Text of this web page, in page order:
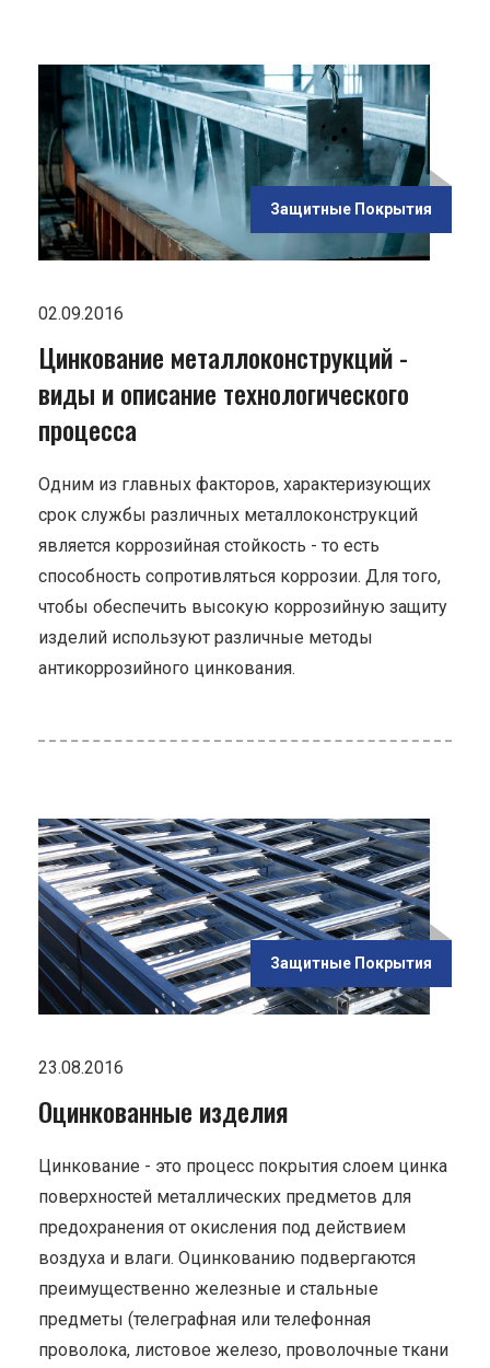
Защитные Покрытия
02.09.2016
Цинкование металлоконструкций -
виды и описание технологического
процесса
Одним из главных факторов, характеризующих
срок службы различных металлоконструкций
является коррозийная стойкость - то есть
способность сопротивляться коррозии. Для того,
чтобы обеспечить высокую коррозийную защиту
изделий используют различные методы
антикоррозийного цинкования.
Защитные Покрытия
23.08.2016
Оцинкованные изделия
Цинкование - это процесс покрытия слоем цинка
поверхностей металлических предметов для
предохранения от окисления под действием
воздуха и влаги. Оцинкованию подвергаются
преимущественно железные и стальные
предметы (телеграфная или телефонная
проволока, листовое железо, проволочные ткани